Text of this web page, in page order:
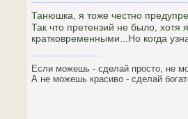
Танюшка, я тоже честно
Так что претензий не было, хотя
кратковременными...Но когда
Если можешь - сделай просто, не
А не можешь красиво - сделай